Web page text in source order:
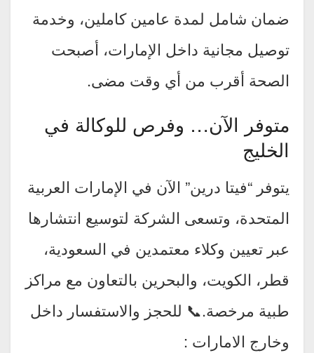
ضمان شامل لمدة عامين كاملين، وخدمة
توصيل مجانية داخل الإمارات، أصبحت
الصحة أقرب من أي وقت مضى.
متوفر الآن… وفرص للوكالة في
الخليج
يتوفر “فيتا درين” الآن في الإمارات العربية
المتحدة، وتسعى الشركة لتوسيع انتشارها
عبر تعيين وكلاء معتمدين في السعودية،
قطر، الكويت، والبحرين بالتعاون مع مراكز
طبية مرخصة.📞 للحجز والاستفسار داخل
وخارج الامارات :